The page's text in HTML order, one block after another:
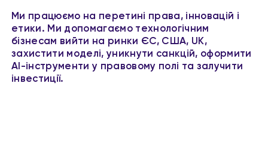
Ми працюємо на перетині права, інновацій і
етики. Ми допомагаємо технологічним
бізнесам вийти на ринки ЄС, США, UK,
захистити моделі, уникнути санкцій, оформити
AI-інструменти у правовому полі та залучити
інвестиції.